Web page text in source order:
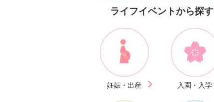
ライフイベントから探す
妊娠・出産 入園・入学